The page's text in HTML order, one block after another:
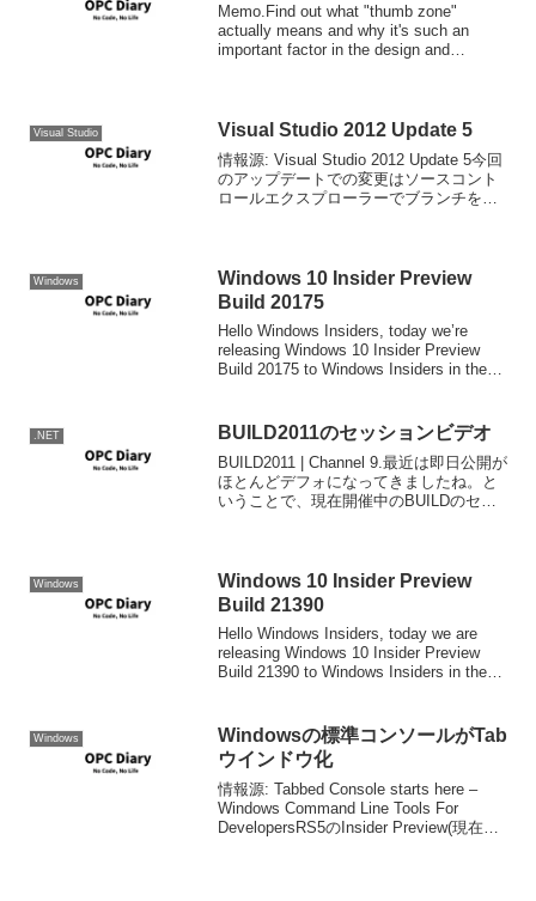
Memo.Find out what "thumb zone"
actually means and why it's such an
important factor in the design and
Visual Studio Visual Studio 2012 Update 5
情報源: Visual Studio 2012 Update 5今回
のアップデートでの変更はソースコント
ロールエクスプローラーでブランチを切
Windows
Windows 10 Insider Preview
Build 20175
Hello Windows Insiders, today we’re
releasing Windows 10 Insider Preview
Build 20175 to Windows Insiders in the
.NET BUILD2011のセッションビデオ
BUILD2011 | Channel 9.最近は即日公開が
ほとんどデフォになってきましたね。と
いうことで、現在開催中のBUILDのセッ
Windows
Windows 10 Insider Preview
Build 21390
Hello Windows Insiders, today we are
releasing Windows 10 Insider Preview
Build 21390 to Windows Insiders in the
Windows
Windowsの標準コンソールがTab
ウインドウ化
情報源: Tabbed Console starts here –
Windows Command Line Tools For
DevelopersRS5のInsider Preview(現在